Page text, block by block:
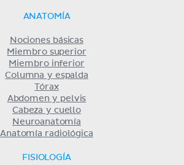
ANATOMÍA
Nociones básicas
Miembro superior
Miembro inferior
Columna y espalda
Tórax
Abdomen y pelvis
Cabeza y cuello
Neuroanatomía
Anatomía radiológica
FISIOLOGÍA